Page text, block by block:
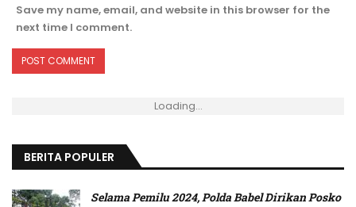
Save my name, email, and website in this browser for the
next time I comment.
Loading...
BERITA POPULER
Selama Pemilu 2024, Polda Babel Dirikan Posko